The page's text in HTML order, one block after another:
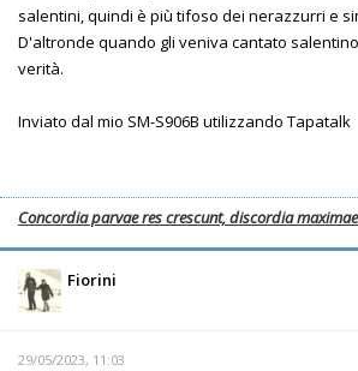
salentini, quindi è più tifoso dei nerazzurri e
D'altronde quando gli veniva cantato
verità.
Inviato dal mio SM-S906B utilizzando Tapatalk
Concordia parvae res crescunt, discordia
Fiorini
29/05/2023, 11:03